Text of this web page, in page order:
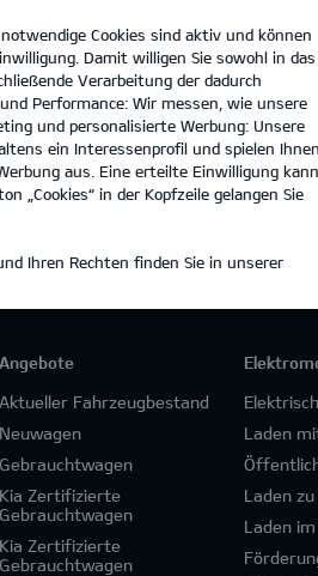
Nagel Niederrhein KA GmbH & Co. KG
Angebote
Aktueller Fahrzeugbestand
Neuwagen
Gebrauchtwagen
Kia Zertifizierte
Gebrauchtwagen
Kia Zertifizierte
Gebrauchtwagen
Laden
Laden
Laden
Cookies sind aktiv und können
Damit willigen Sie sowohl in das
Verarbeitung der dadurch
Performance: Wir messen, wie unsere
und personalisierte Werbung: Unsere
ein Interessenprofil und spielen Ihnen
aus. Eine erteilte Einwilligung kann
„Cookies“ in der Kopfzeile gelangen Sie
Ihren Rechten finden Sie in unserer